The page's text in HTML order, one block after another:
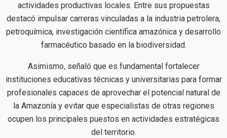
actividades productivas locales. Entre sus propuestas
destacó impulsar carreras vinculadas a la industria petrolera,
petroquímica, investigación científica amazónica y desarrollo
farmacéutico basado en la biodiversidad.
Asimismo, señaló que es fundamental fortalecer
instituciones educativas técnicas y universitarias para formar
profesionales capaces de aprovechar el potencial natural de
la Amazonía y evitar que especialistas de otras regiones
ocupen los principales puestos en actividades estratégicas
del territorio.